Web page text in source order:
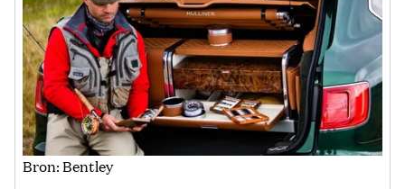
Bron: Bentley